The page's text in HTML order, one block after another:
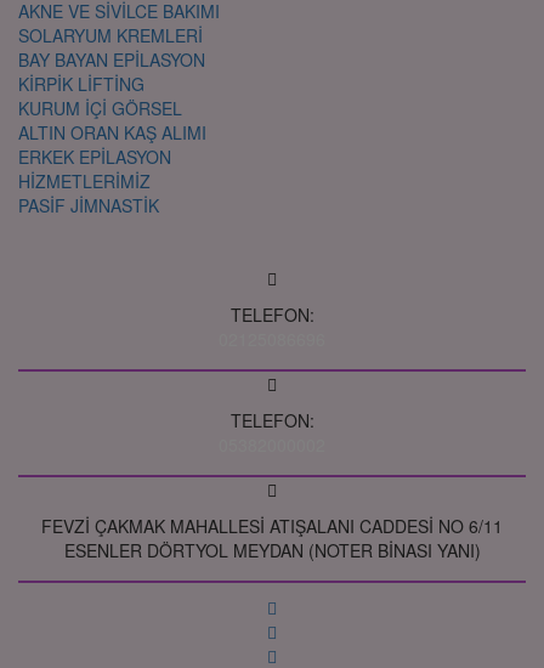
AKNE VE SİVİLCE BAKIMI
SOLARYUM KREMLERİ
BAY BAYAN EPİLASYON
KİRPİK LİFTİNG
KURUM İÇİ GÖRSEL
ALTIN ORAN KAŞ ALIMI
ERKEK EPİLASYON
HİZMETLERİMİZ
PASİF JİMNASTİK
TELEFON:
TELEFON:
FEVZİ ÇAKMAK MAHALLESİ ATIŞALANI CADDESİ NO 6/11
ESENLER DÖRTYOL MEYDAN (NOTER BİNASI YANI)